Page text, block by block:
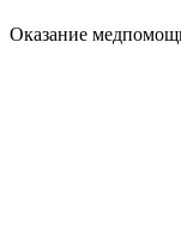
Оказание